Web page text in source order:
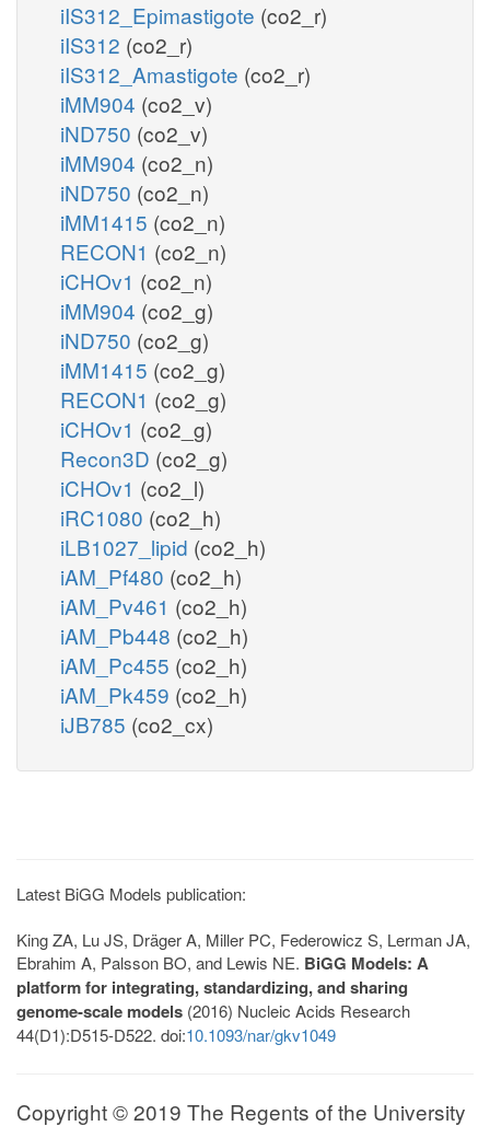
iIS312_Epimastigote (co2_r)
iIS312 (co2_r)
iIS312_Amastigote (co2_r)
iMM904 (co2_v)
iND750 (co2_v)
iMM904 (co2_n)
iND750 (co2_n)
iMM1415 (co2_n)
RECON1 (co2_n)
iCHOv1 (co2_n)
iMM904 (co2_g)
iND750 (co2_g)
iMM1415 (co2_g)
RECON1 (co2_g)
iCHOv1 (co2_g)
Recon3D (co2_g)
iCHOv1 (co2_l)
iRC1080 (co2_h)
iLB1027_lipid (co2_h)
iAM_Pf480 (co2_h)
iAM_Pv461 (co2_h)
iAM_Pb448 (co2_h)
iAM_Pc455 (co2_h)
iAM_Pk459 (co2_h)
iJB785 (co2_cx)
Latest BiGG Models publication:
King ZA, Lu JS, Dräger A, Miller PC, Federowicz S, Lerman JA,
Ebrahim A, Palsson BO, and Lewis NE. BiGG Models: A
platform for integrating, standardizing, and sharing
genome-scale models (2016) Nucleic Acids Research
44(D1):D515-D522. doi:10.1093/nar/gkv1049
Copyright © 2019 The Regents of the University